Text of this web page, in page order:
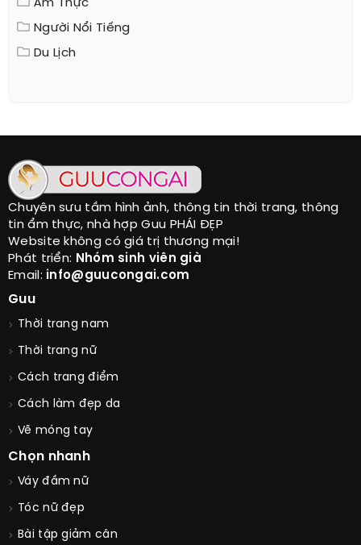
Ẩm Thực
Người Nổi Tiếng
Du Lịch
Chuyên sưu tầm hình ảnh, thông tin thời trang, thông
tin ẩm thực, nhà hợp Guu PHÁI ĐẸP
Website không có giá trị thương mại!
Phát triển: Nhóm sinh viên già
Email: info@guucongai.com
Guu
Thời trang nam
Thời trang nữ
Cách trang điểm
Cách làm đẹp da
Vẽ móng tay
Chọn nhanh
Váy đầm nữ
Tóc nữ đẹp
Bài tập giảm cân